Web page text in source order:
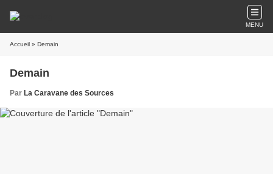
MENU
Accueil » Demain
Demain
Par La Caravane des Sources